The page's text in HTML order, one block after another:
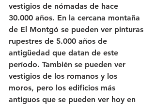
vestigios de nómadas de hace
30.000 años. En la cercana montaña
de El Montgó se pueden ver pinturas
rupestres de 5.000 años de
antigüedad que datan de este
período. También se pueden ver
vestigios de los romanos y los
moros, pero los edificios más
antiguos que se pueden ver hoy en